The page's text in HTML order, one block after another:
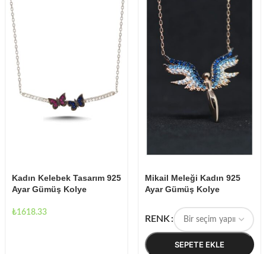
Kadın Kelebek Tasarım 925
Ayar Gümüş Kolye
₺1618.33
Mikail Meleği Kadın 925
Ayar Gümüş Kolye
RENK
SEPETE EKLE